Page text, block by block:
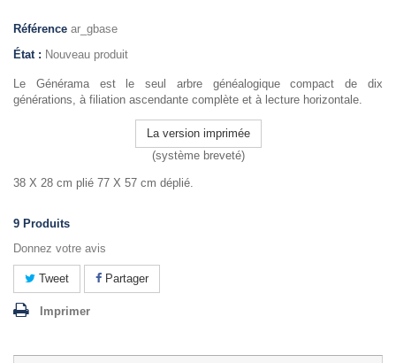
Référence ar_gbase
État : Nouveau produit
Le Générama est le seul arbre généalogique compact de dix
générations, à filiation ascendante complète et à lecture horizontale.
La version imprimée
(système breveté)
38 X 28 cm plié 77 X 57 cm déplié.
9 Produits
Donnez votre avis
Tweet Partager
Imprimer